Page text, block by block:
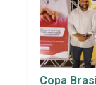
Copa